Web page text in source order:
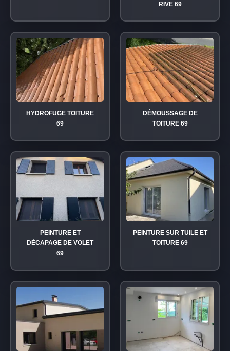
RIVE 69
HYDROFUGE TOITURE
69
DÉMOUSSAGE DE
TOITURE 69
PEINTURE ET
DÉCAPAGE DE VOLET
69
PEINTURE SUR TUILE ET
TOITURE 69